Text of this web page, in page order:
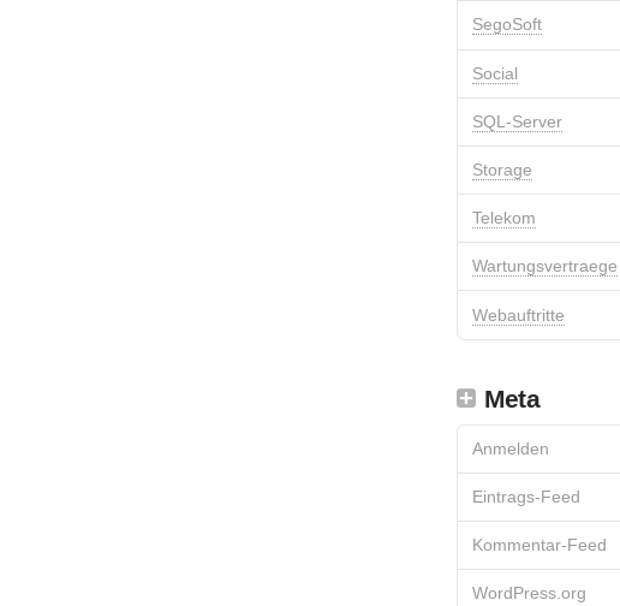
SegoSoft
Social
SQL-Server
Storage
Telekom
Wartungsvertraege
Webauftritte
Meta
Anmelden
Eintrags-Feed
Kommentar-Feed
WordPress.org